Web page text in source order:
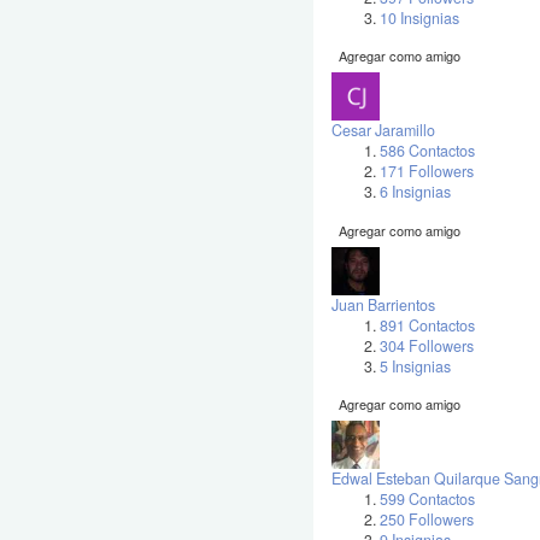
10 Insignias
Agregar como amigo
Cesar Jaramillo
586 Contactos
171 Followers
6 Insignias
Agregar como amigo
Juan Barrientos
891 Contactos
304 Followers
5 Insignias
Agregar como amigo
Edwal Esteban Quilarque
599 Contactos
250 Followers